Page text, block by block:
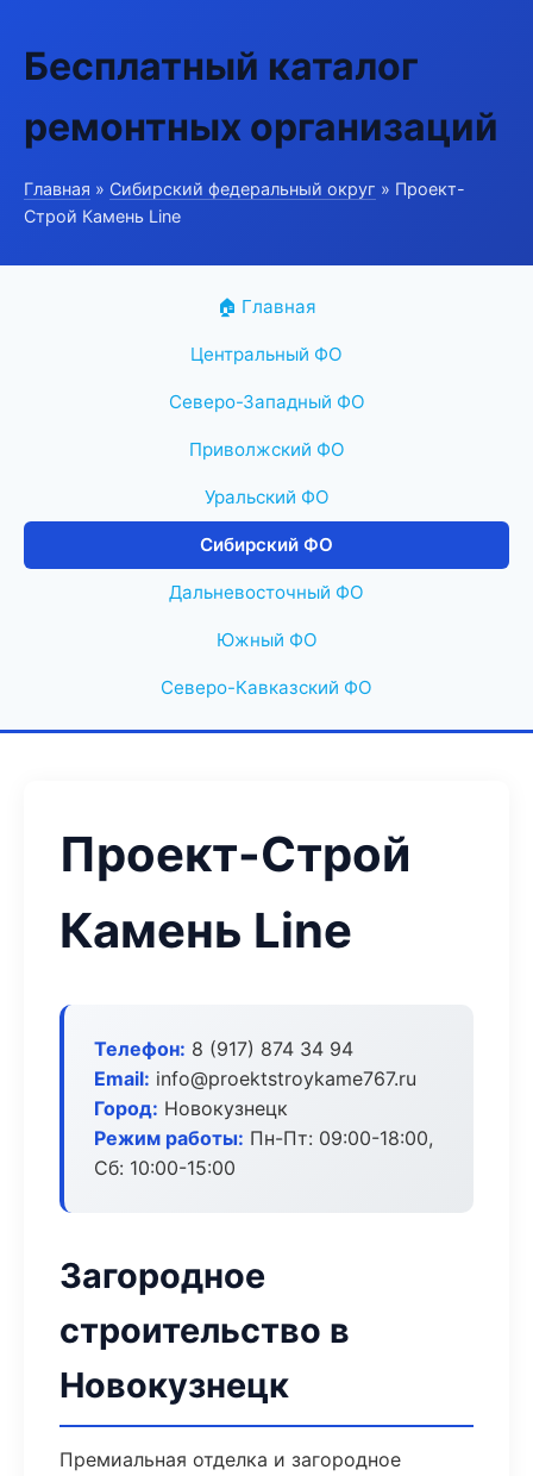
Бесплатный каталог
ремонтных организаций
Главная » Сибирский федеральный округ » Проект-
Строй Камень Line
🏠 Главная
Центральный ФО
Северо-Западный ФО
Приволжский ФО
Уральский ФО
Сибирский ФО
Дальневосточный ФО
Южный ФО
Северо-Кавказский ФО
Проект-Строй
Камень Line
Телефон: 8 (917) 874 34 94
Email: info@proektstroykame767.ru
Город: Новокузнецк
Режим работы: Пн-Пт: 09:00-18:00,
Сб: 10:00-15:00
Загородное
строительство в
Новокузнецк
Премиальная отделка и загородное